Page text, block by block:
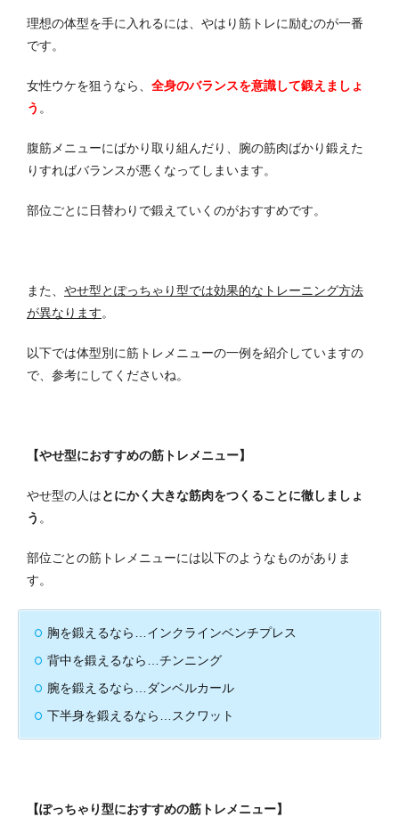
理想の体型を手に入れるには、やはり筋トレに励むのが一番
です。
女性ウケを狙うなら、 全身のバランスを意識して鍛えましょ
う 。
腹筋メニューにばかり取り組んだり、腕の筋肉ばかり鍛えた
りすればバランスが悪くなってしまいます。
部位ごとに日替わりで鍛えていくのがおすすめです。
また、 やせ型とぽっちゃり型では効果的なトレーニング方法
が異なります。
以下では体型別に筋トレメニューの一例を紹介していますの
で、参考にしてくださいね。
【やせ型におすすめの筋トレメニュー】
やせ型の人はとにかく大きな筋肉をつくることに徹しましょ
う 。
部位ごとの筋トレメニューには以下のようなものがありま
す。
胸を鍛えるなら…インクラインベンチプレス
背中を鍛えるなら…チンニング
腕を鍛えるなら…ダンベルカール
下半身を鍛えるなら…スクワット
【ぽっちゃり型におすすめの筋トレメニュー】